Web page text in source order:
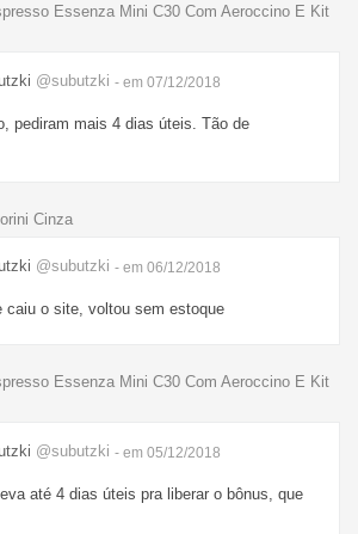
Essenza Mini C30 Com Aeroccino E Kit
@subutzki - em 07/12/2018
pediram mais 4 dias úteis. Tão de
Cinza
@subutzki - em 06/12/2018
caiu o site, voltou sem estoque
Essenza Mini C30 Com Aeroccino E Kit
@subutzki - em 05/12/2018
até 4 dias úteis pra liberar o bônus, que